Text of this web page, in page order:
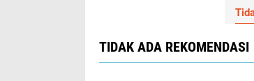
TIDAK ADA REKOMENDASI